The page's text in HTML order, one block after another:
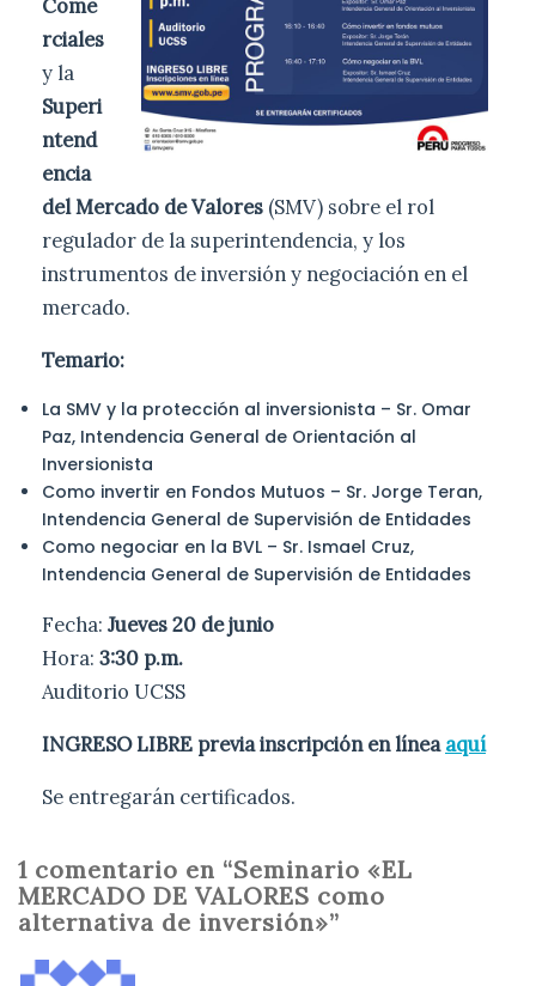
Come
rciales
y la
Superi
ntend
encia
del Mercado de Valores (SMV) sobre el rol
regulador de la superintendencia, y los
instrumentos de inversión y negociación en el
mercado.
Temario:
La SMV y la protección al inversionista – Sr. Omar
Paz, Intendencia General de Orientación al
Inversionista
Como invertir en Fondos Mutuos – Sr. Jorge Teran,
Intendencia General de Supervisión de Entidades
Como negociar en la BVL – Sr. Ismael Cruz,
Intendencia General de Supervisión de Entidades
Fecha: Jueves 20 de junio
Hora: 3:30 p.m.
Auditorio UCSS
INGRESO LIBRE previa inscripción en líneaaquí
Se entregarán certificados.
1 comentario en “Seminario «EL
MERCADO DE VALORES como
alternativa de inversión»”